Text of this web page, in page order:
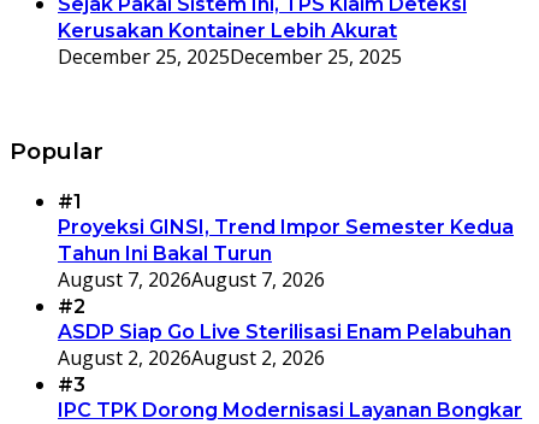
Kerusakan Kontainer Lebih Akurat
December 25, 2025December 25, 2025
Popular
#1
Proyeksi GINSI, Trend Impor Semester Kedua
Tahun Ini Bakal Turun
August 7, 2026August 7, 2026
#2
ASDP Siap Go Live Sterilisasi Enam Pelabuhan
August 2, 2026August 2, 2026
#3
IPC TPK Dorong Modernisasi Layanan Bongkar